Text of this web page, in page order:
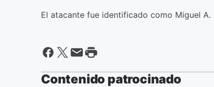
El atacante fue identificado como Miguel
Contenido patrocinado